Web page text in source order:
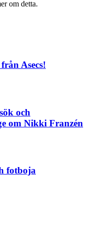
om detta.
Asecs!
och
om Nikki Franzén
fotboja